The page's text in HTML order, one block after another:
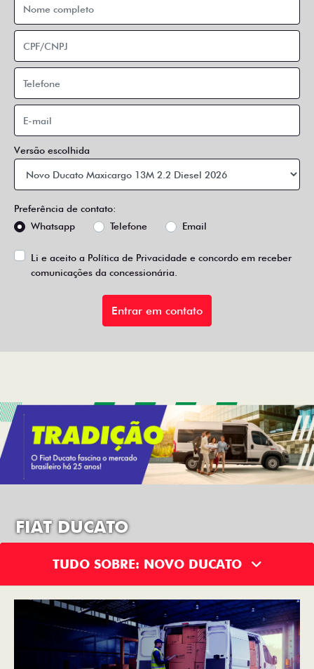
Versão escolhida
Preferência de contato:
Whatsapp
Telefone Email
Li e aceito a Política de Privacidade e concordo em receber
comunicações da concessionária.
Entrar em contato
FIAT DUCATO
TUDO SOBRE: NOVO DUCATO